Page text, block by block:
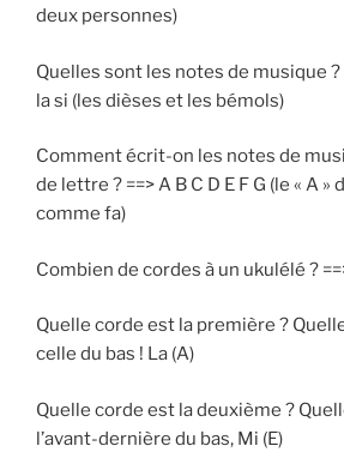
deux personnes)
Quelles sont les notes de musique ?
la si (les dièses et les bémols)
Comment écrit-on les notes de
de lettre ? ==> A B C D E F G (le « A »
comme fa)
Combien de cordes à un ukulélé ?
Quelle corde est la première ?
celle du bas ! La (A)
Quelle corde est la deuxième ?
l’avant-dernière du bas, Mi (E)